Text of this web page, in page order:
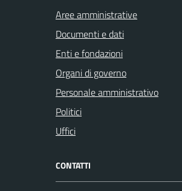
Aree amministrative
Documenti e dati
Enti e fondazioni
Organi di governo
Personale amministrativo
Politici
Uffici
CONTATTI